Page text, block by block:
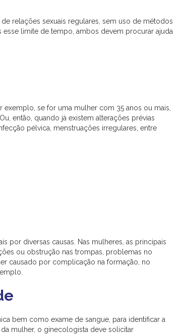
relações sexuais regulares, sem uso de métodos
limite de tempo, ambos devem procurar ajuda
exemplo, se for uma mulher com 35 anos ou mais,
então, quando já existem alterações prévias
pélvica, menstruações irregulares, entre
por diversas causas. Nas mulheres, as principais
ou obstrução nas trompas, problemas no
causado por complicação na formação, no
bem como exame de sangue, para identificar a
mulher, o ginecologista deve solicitar